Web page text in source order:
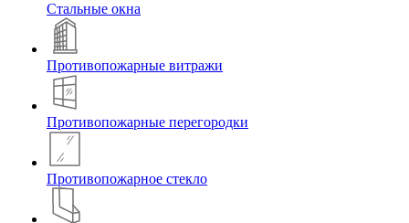
Стальные окна
Противопожарные витражи
Противопожарные перегородки
Противопожарное стекло